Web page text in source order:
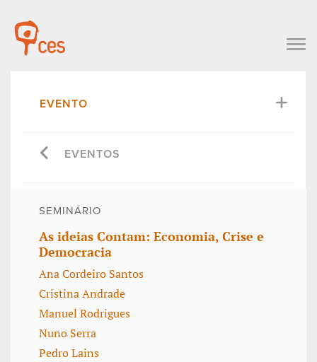
EVENTO
EVENTOS
SEMINÁRIO
As ideias Contam: Economia, Crise e
Democracia
Ana Cordeiro Santos
Cristina Andrade
Manuel Rodrigues
Nuno Serra
Pedro Lains